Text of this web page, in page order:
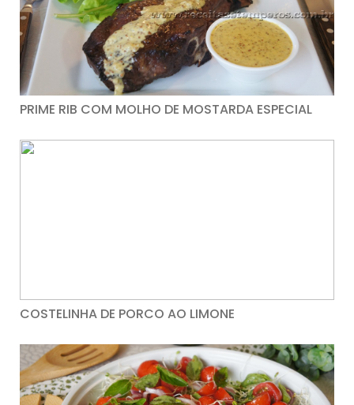
PRIME RIB COM MOLHO DE MOSTARDA ESPECIAL
COSTELINHA DE PORCO AO LIMONE